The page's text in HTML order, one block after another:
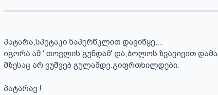
პატარა,სპეტაკი ნაპერწკლით დავიწყე...
იგორა ამ ' თოვლის გუნდამ' და,ბოლოს ზვავივით
მზესაც არ ვუშვებ გულამდე.გიფრთხილდები.
პატარავ !